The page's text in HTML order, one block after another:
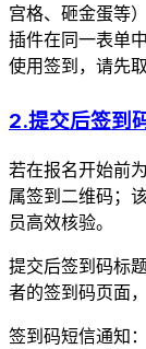
宫格、砸金蛋等
插件在同一表单
使用签到，请先
2.提交后签到
若在报名开始前
属签到二维码；
员高效核验。
提交后签到码标
者的签到码页面
签到码短信通知